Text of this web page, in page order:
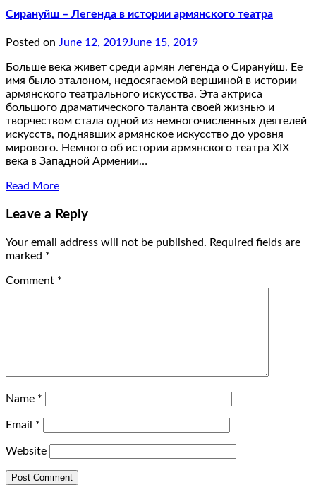
Сирануйш – Легенда в истории армянского театра
Posted on June 12, 2019June 15, 2019
Больше века живет среди армян легенда о Сирануйш. Ее
имя было эталоном, недосягаемой вершиной в истории
армянского театрального искусства. Эта актриса
большого драматического таланта своей жизнью и
творчеством стала одной из немногочисленных деятелей
искусств, поднявших армянское искусство до уровня
мирового. Немного об истории армянского театра XIX
века в Западной Армении…
Read More
Leave a Reply
Your email address will not be published. Required fields are
marked *
Comment *
Name *
Email *
Website